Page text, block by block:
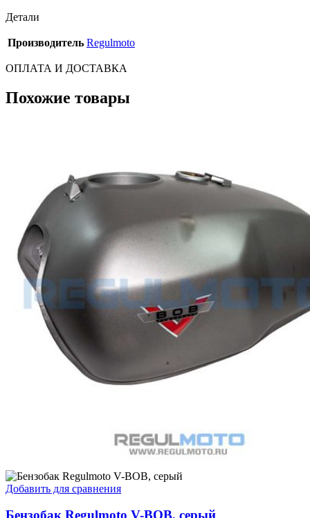
Детали
Производитель Regulmoto
ОПЛАТА И ДОСТАВКА
Похожие товары
Добавить для сравнения